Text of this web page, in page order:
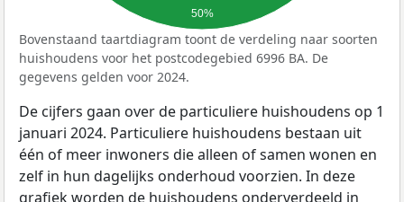
50%
Bovenstaand taartdiagram toont de verdeling naar soorten
huishoudens voor het postcodegebied 6996 BA. De
gegevens gelden voor 2024.
De cijfers gaan over de particuliere huishoudens op 1
januari 2024. Particuliere huishoudens bestaan uit
één of meer inwoners die alleen of samen wonen en
zelf in hun dagelijks onderhoud voorzien. In deze
grafiek worden de huishoudens onderverdeeld in